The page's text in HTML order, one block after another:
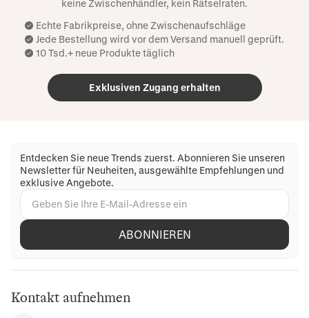
keine Zwischenhändler, kein Rätselraten.
Echte Fabrikpreise, ohne Zwischenaufschläge
Jede Bestellung wird vor dem Versand manuell geprüft.
10 Tsd.+ neue Produkte täglich
Exklusiven Zugang erhalten
Entdecken Sie neue Trends zuerst. Abonnieren Sie unseren
Newsletter für Neuheiten, ausgewählte Empfehlungen und
exklusive Angebote.
ABONNIEREN
Kontakt aufnehmen